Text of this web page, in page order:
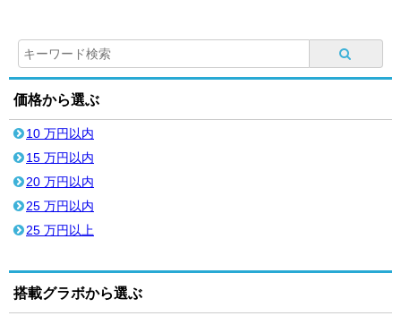
価格から選ぶ
10 万円以内
15 万円以内
20 万円以内
25 万円以内
25 万円以上
搭載グラボから選ぶ